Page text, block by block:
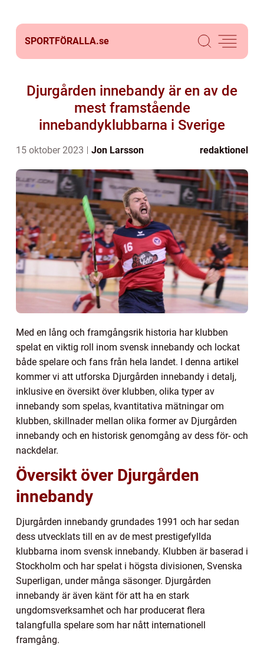
SPORTFÖRALLA.se
Djurgården innebandy är en av de
mest framstående
innebandyklubbarna i Sverige
15 oktober 2023 Jon Larsson redaktionel
Med en lång och framgångsrik historia har klubben
spelat en viktig roll inom svensk innebandy och lockat
både spelare och fans från hela landet. I denna artikel
kommer vi att utforska Djurgården innebandy i detalj,
inklusive en översikt över klubben, olika typer av
innebandy som spelas, kvantitativa mätningar om
klubben, skillnader mellan olika former av Djurgården
innebandy och en historisk genomgång av dess för- och
nackdelar.
Översikt över Djurgården
innebandy
Djurgården innebandy grundades 1991 och har sedan
dess utvecklats till en av de mest prestigefyllda
klubbarna inom svensk innebandy. Klubben är baserad i
Stockholm och har spelat i högsta divisionen, Svenska
Superligan, under många säsonger. Djurgården
innebandy är även känt för att ha en stark
ungdomsverksamhet och har producerat flera
talangfulla spelare som har nått internationell
framgång.